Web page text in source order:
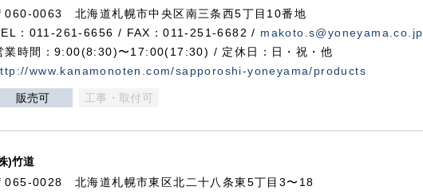
060-0063 北海道札幌市中央区南三条西5丁目10番地
：011-261-6656 / FAX：011-251-6682 / makoto.s@yoneyama.co.jp
業時間：9:00(8:30)〜17:00(17:30) / 定休日：日・祝・他
www.kanamonoten.com/sapporoshi-yoneyama/products
販売可 工事・取付可
)竹道
065-0028 北海道札幌市東区北二十八条東5丁目3〜18